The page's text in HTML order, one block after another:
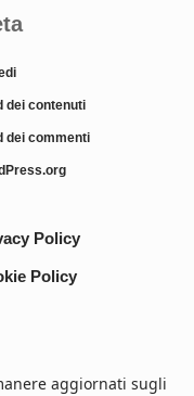
dei contenuti
dei commenti
Policy
Policy
aggiornati sugli